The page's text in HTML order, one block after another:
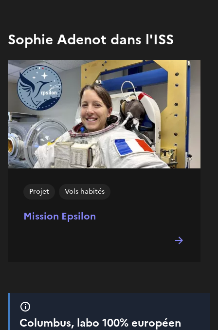
Sophie Adenot dans l'ISS
Mission Epsilon
Projet Vols habités
Columbus, labo 100% européen